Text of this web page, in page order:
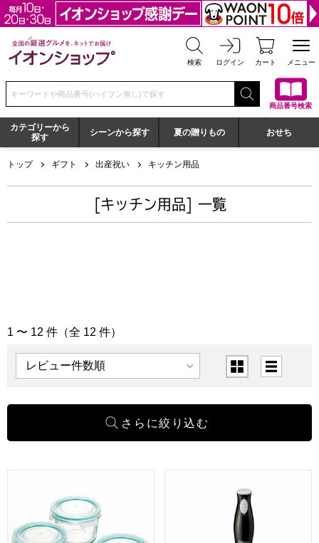
全国の厳選グルメを、ネットでお届け イオンショップ
検索 ログイン カート メニュー
検索キーワードまたは商品番号を入力してください
商品番号検索
カテゴリーから
探す
シーンから探す 夏の贈りもの おせち
トップ ギフト 出産祝い キッチン用品
[キッチン用品] 一覧
「キッチン用品」の商品一覧
1 〜 12 件（全 12 件）
表示順 表示切替